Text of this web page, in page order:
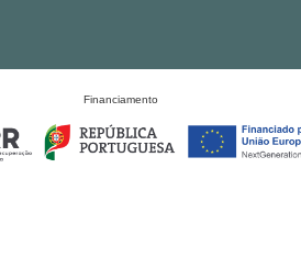
Financiamento